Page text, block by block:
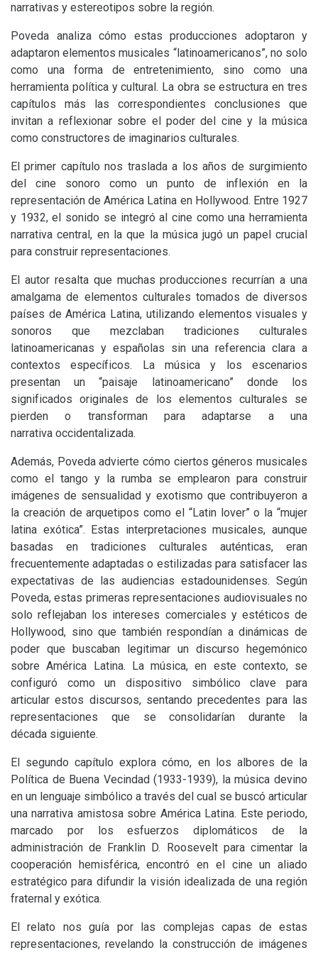
narrativas y estereotipos sobre la región.
Poveda analiza cómo estas producciones adoptaron y
adaptaron elementos musicales “latinoamericanos”, no solo
como una forma de entretenimiento, sino como una
herramienta política y cultural. La obra se estructura en tres
capítulos más las correspondientes conclusiones que
invitan a reflexionar sobre el poder del cine y la música
como constructores de imaginarios culturales.
El primer capítulo nos traslada a los años de surgimiento
del cine sonoro como un punto de inflexión en la
representación de América Latina en Hollywood. Entre 1927
y 1932, el sonido se integró al cine como una herramienta
narrativa central, en la que la música jugó un papel crucial
para construir representaciones.
El autor resalta que muchas producciones recurrían a una
amalgama de elementos culturales tomados de diversos
países de América Latina, utilizando elementos visuales y
sonoros que mezclaban tradiciones culturales
latinoamericanas y españolas sin una referencia clara a
contextos específicos. La música y los escenarios
presentan un “paisaje latinoamericano” donde los
significados originales de los elementos culturales se
pierden o transforman para adaptarse a una
narrativa occidentalizada.
Además, Poveda advierte cómo ciertos géneros musicales
como el tango y la rumba se emplearon para construir
imágenes de sensualidad y exotismo que contribuyeron a
la creación de arquetipos como el “Latin lover” o la “mujer
latina exótica”. Estas interpretaciones musicales, aunque
basadas en tradiciones culturales auténticas, eran
frecuentemente adaptadas o estilizadas para satisfacer las
expectativas de las audiencias estadounidenses. Según
Poveda, estas primeras representaciones audiovisuales no
solo reflejaban los intereses comerciales y estéticos de
Hollywood, sino que también respondían a dinámicas de
poder que buscaban legitimar un discurso hegemónico
sobre América Latina. La música, en este contexto, se
configuró como un dispositivo simbólico clave para
articular estos discursos, sentando precedentes para las
representaciones que se consolidarían durante la
década siguiente.
El segundo capítulo explora cómo, en los albores de la
Política de Buena Vecindad (1933-1939), la música devino
en un lenguaje simbólico a través del cual se buscó articular
una narrativa amistosa sobre América Latina. Este periodo,
marcado por los esfuerzos diplomáticos de la
administración de Franklin D. Roosevelt para cimentar la
cooperación hemisférica, encontró en el cine un aliado
estratégico para difundir la visión idealizada de una región
fraternal y exótica.
El relato nos guía por las complejas capas de estas
representaciones, revelando la construcción de imágenes